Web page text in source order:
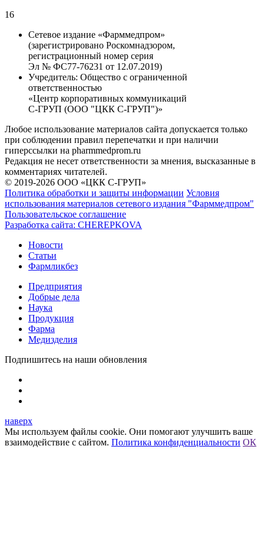
16
Сетевое издание «Фарммедпром»
(зарегистрировано Роскомнадзором,
регистрационный номер серия
Эл № ФС77-76231 от 12.07.2019)
Учредитель: Общество с ограниченной
ответственностью
«Центр корпоративных коммуникаций
С-ГРУП (ООО "ЦКК С-ГРУП")»
Любое использование материалов сайта допускается только
при соблюдении правил перепечатки и при наличии
гиперссылки на pharmmedprom.ru
Редакция не несет ответственности за мнения, высказанные в
комментариях читателей.
© 2019-2026 ООО «ЦКК С-ГРУП»
Политика обработки и защиты информации Условия
использования материалов сетевого издания "Фарммедпром"
Пользовательское соглашение
Разработка сайта: CHEREPKOVA
Новости
Статьи
Фармликбез
Предприятия
Добрые дела
Наука
Продукция
Фарма
Медизделия
Подпишитесь на наши обновления
наверх
Мы используем файлы cookie. Они помогают улучшить ваше
взаимодействие с сайтом. Политика конфиденциальности ОК